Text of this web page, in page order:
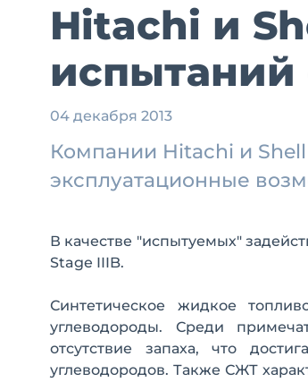
Hitachi и
испытаний
04 декабря 2013
Компании Hitachi и
эксплуатационные
В качестве "испытуемых"
Stage IIIB.
Синтетическое жидкое
углеводороды. Среди
отсутствие запаха, что
углеводородов. Также СЖТ